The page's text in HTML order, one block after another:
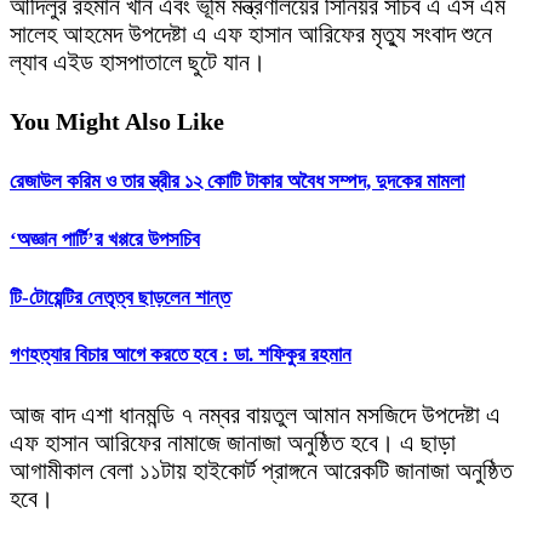
আদিলুর রহমান খান এবং ভূমি মন্ত্রণালয়ের সিনিয়র সচিব এ এস এম
সালেহ আহমেদ উপদেষ্টা এ এফ হাসান আরিফের মৃত্যু সংবাদ শুনে
ল্যাব এইড হাসপাতালে ছুটে যান।
You Might Also Like
রেজাউল করিম ও তার স্ত্রীর ১২ কোটি টাকার অবৈধ সম্পদ, দুদকের মামলা
‘অজ্ঞান পার্টি’র খপ্পরে উপসচিব
টি-টোয়েন্টির নেতৃত্ব ছাড়লেন শান্ত
গণহত্যার বিচার আগে করতে হবে : ডা. শফিকুর রহমান
আজ বাদ এশা ধানমন্ডি ৭ নম্বর বায়তুল আমান মসজিদে উপদেষ্টা এ
এফ হাসান আরিফের নামাজে জানাজা অনুষ্ঠিত হবে। এ ছাড়া
আগামীকাল বেলা ১১টায় হাইকোর্ট প্রাঙ্গনে আরেকটি জানাজা অনুষ্ঠিত
হবে।